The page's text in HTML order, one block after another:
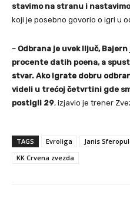
stavimo na stranu i
koji je posebno govorio o igri u
– Odbrana je uvek lljuč,
procente datih poena, a
stvar. Ako igrate dobru
videli u trećoj četvrtini gde
postigli 29, izjavio je trener
TAGS Evroliga Janis
KK Crvena zvezda